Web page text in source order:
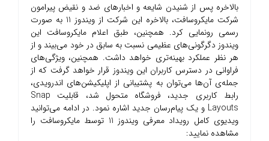
بالاخره پس از شنیدن شایعه و اخبارهای ضد و نقیض پیرامون
شرکت مایکروسافت، بالاخره این شرکت از ویندوز 11 به صورت
رسمی رونمایی کرد. همچنین، طبق اعلام مایکروسافت این
ویندوز دگرگونی‌های عظیمی نسبت به سابق در خود می‌بیند و از
هر نظر عملکرد بهینه‌تری خواهد داشت. همچنین، ویژگی‌های
فراوانی در دسترس کاربران این ویندوز قرار خواهد گرفت که از
جمله‌ی آن‌ها می‌توان به پشتیبانی از اپلیکیشن‌های اندرویدی،
رابط کاربری جدید، فروشگاه متحول شد، قابلیت Snap
Layouts و یک پیام‌رسان جدید اشاره نمود. در ادامه می‌توانید
ویدیوی کامل رویداد معرفی ویندوز 11 توسط مایکروسافت را
مشاهده نمایید: